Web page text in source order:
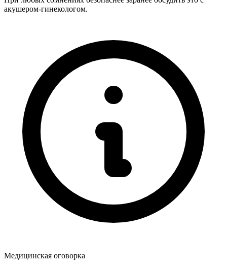
акушером-гинекологом.
Медицинская оговорка